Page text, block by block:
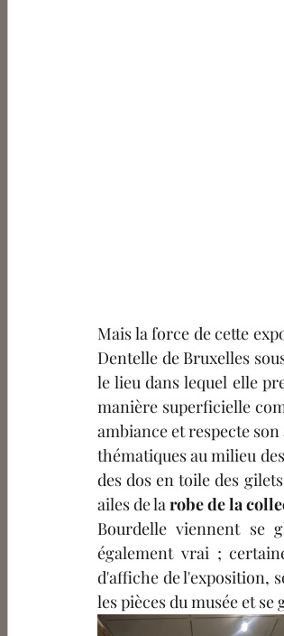
Mais la force de cette
Dentelle de Bruxelles
le lieu dans lequel elle
manière superficielle
ambiance et respecte
thématiques au milieu
des dos en toile des
ailes de la robe de la
Bourdelle viennent se
également vrai ;
d'affiche de l'exposition,
les pièces du musée et